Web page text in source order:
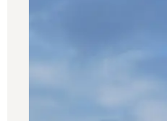
Overnatning
Planlæg ferien